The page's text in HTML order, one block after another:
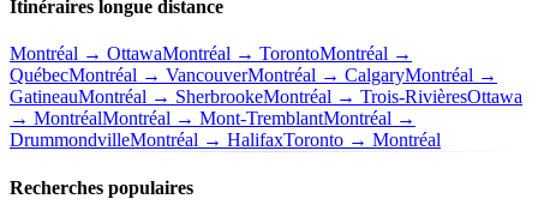
Itinéraires longue distance
Montréal → OttawaMontréal → TorontoMontréal →
QuébecMontréal → VancouverMontréal → CalgaryMontréal →
GatineauMontréal → SherbrookeMontréal → Trois-RivièresOttawa
→ MontréalMontréal → Mont-TremblantMontréal →
DrummondvilleMontréal → HalifaxToronto → Montréal
Recherches populaires